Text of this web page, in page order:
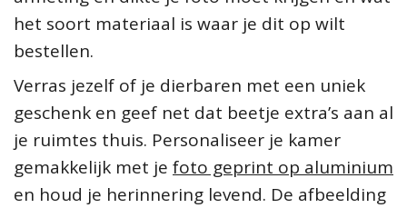
het soort materiaal is waar je dit op wilt
bestellen.
Verras jezelf of je dierbaren met een uniek
geschenk en geef net dat beetje extra’s aan al
je ruimtes thuis. Personaliseer je kamer
gemakkelijk met je foto geprint op aluminium
en houd je herinnering levend. De afbeelding